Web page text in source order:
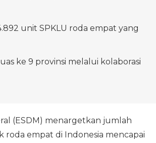
unit SPKLU roda empat yang
ke 9 provinsi melalui kolaborasi
(ESDM) menargetkan jumlah
roda empat di Indonesia mencapai